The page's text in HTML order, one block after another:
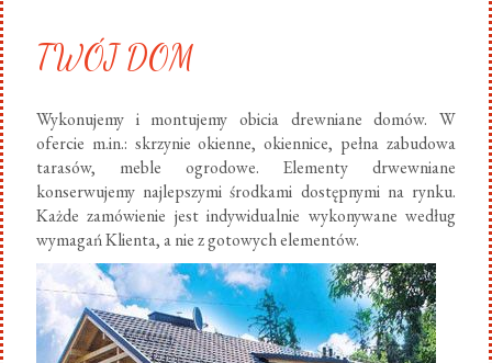
TWÓJ DOM
Wykonujemy i montujemy obicia drewniane domów. W
ofercie m.in.: skrzynie okienne, okiennice, pełna zabudowa
tarasów, meble ogrodowe. Elementy drwewniane
konserwujemy najlepszymi środkami dostępnymi na rynku.
Każde zamówienie jest indywidualnie wykonywane według
wymagań Klienta, a nie z gotowych elementów.